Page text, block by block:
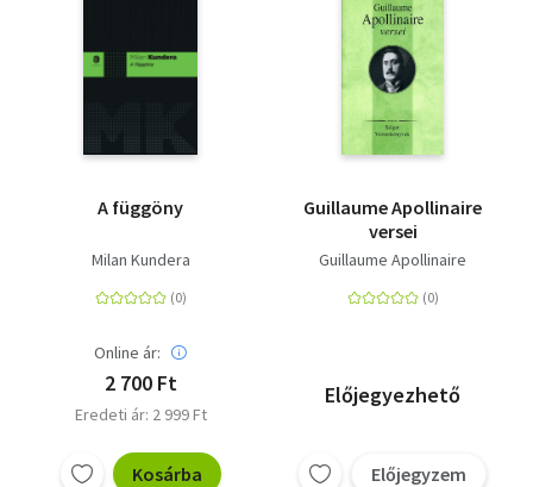
A függöny
Milan Kundera
Online ár:
2 700 Ft
Eredeti ár: 2 999 Ft
Kosárba
Guillaume Apollinaire
versei
Guillaume Apollinaire
Előjegyezhető
Előjegyzem